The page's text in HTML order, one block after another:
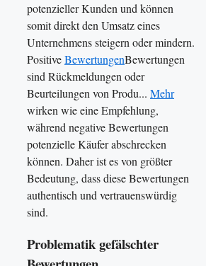
potenzieller Kunden und können
somit direkt den Umsatz eines
Unternehmens steigern oder mindern.
PositiveBewertungenBewertungen
sind Rückmeldungen oder
Beurteilungen von Produ... Mehr
wirken wie eine Empfehlung,
während negative Bewertungen
potenzielle Käufer abschrecken
können. Daher ist es von größter
Bedeutung, dass diese Bewertungen
authentisch und vertrauenswürdig
sind.
Problematik gefälschter